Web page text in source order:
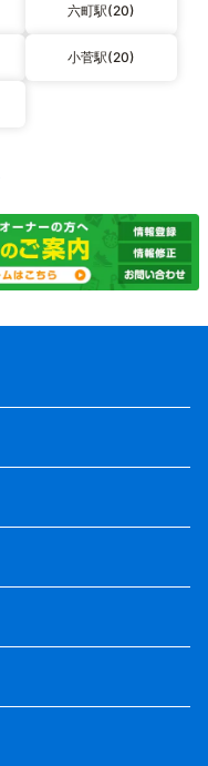
六町駅(20)
小菅駅(20)